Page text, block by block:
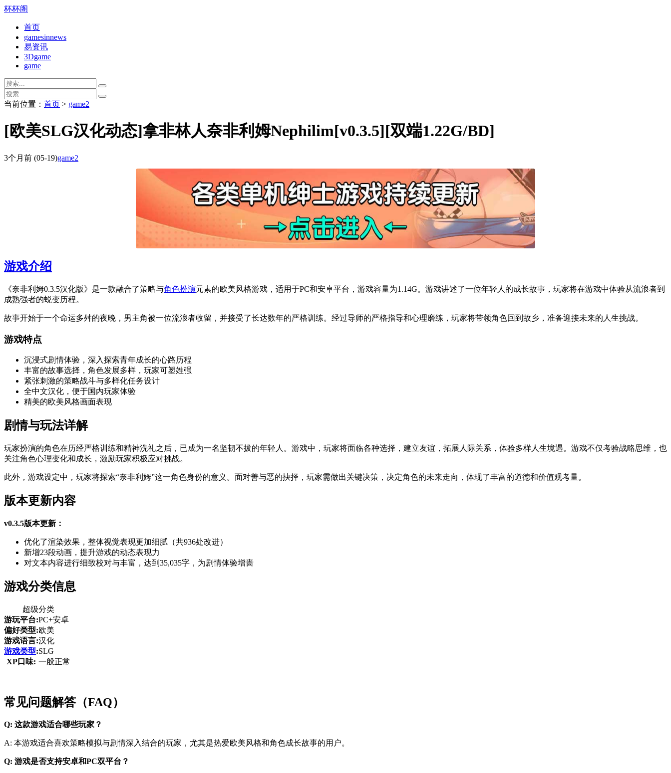
杯杯阁
首页
gamesinnews
易资讯
3Dgame
game
当前位置： 首页 > game2
[欧美SLG汉化动态]拿非林人奈非利姆Nephilim[v0.3.5][双端1.22G/BD]
3个月前 (05-19)game2
游戏介绍
《奈非利姆0.3.5汉化版》是一款融合了策略与角色扮演元素的欧美风格游戏，适用于PC和安卓平台，游戏容量为1.14G。游戏讲述了一位年轻人的成长故事，玩家将在游戏中体验从流浪者到
成熟强者的蜕变历程。
故事开始于一个命运多舛的夜晚，男主角被一位流浪者收留，并接受了长达数年的严格训练。经过导师的严格指导和心理磨练，玩家将带领角色回到故乡，准备迎接未来的人生挑战。
游戏特点
沉浸式剧情体验，深入探索青年成长的心路历程
丰富的故事选择，角色发展多样，玩家可塑姓强
紧张刺激的策略战斗与多样化任务设计
全中文汉化，便于国内玩家体验
精美的欧美风格画面表现
剧情与玩法详解
玩家扮演的角色在历经严格训练和精神洗礼之后，已成为一名坚韧不拔的年轻人。游戏中，玩家将面临各种选择，建立友谊，拓展人际关系，体验多样人生境遇。游戏不仅考验战略思维，也
关注角色心理变化和成长，激励玩家积极应对挑战。
此外，游戏设定中，玩家将探索“奈非利姆”这一角色身份的意义。面对善与恶的抉择，玩家需做出关键决策，决定角色的未来走向，体现了丰富的道德和价值观考量。
版本更新内容
v0.3.5版本更新：
优化了渲染效果，整体视觉表现更加细腻（共936处改进）
新增23段动画，提升游戏的动态表现力
对文本内容进行细致校对与丰富，达到35,035字，为剧情体验增啬
游戏分类信息
超级分类
游玩平台:PC+安卓
偏好类型:欧美
游戏语言:汉化
游戏类型:SLG
XP口味: 一般正常
常见问题解答（FAQ）
Q: 这款游戏适合哪些玩家？
A: 本游戏适合喜欢策略模拟与剧情深入结合的玩家，尤其是热爱欧美风格和角色成长故事的用户。
Q: 游戏是否支持安卓和PC双平台？